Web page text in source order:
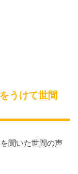
うけて世間
聞いた世間の声